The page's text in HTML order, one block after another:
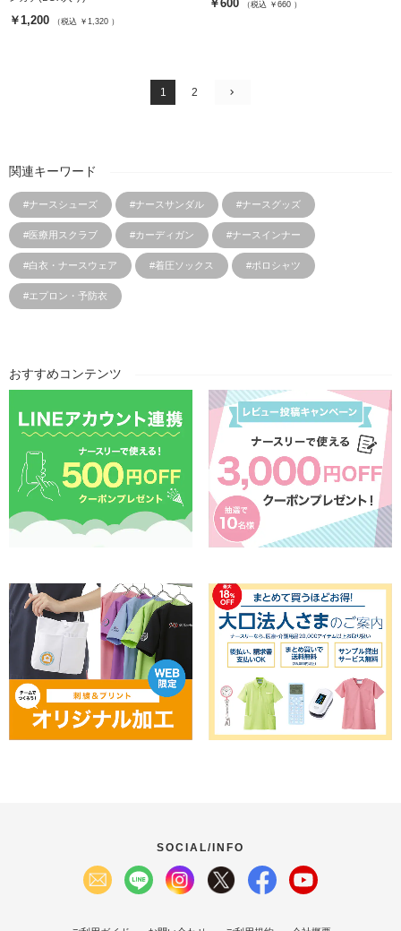
￥1,200 （税込 ￥1,320 ）
￥600 （税込 ￥660 ）
1 2
関連キーワード
#ナースシューズ #ナースサンダル #ナースグッズ
#医療用スクラブ #カーディガン #ナースインナー
#白衣・ナースウェア #着圧ソックス #ポロシャツ
#エプロン・予防衣
おすすめコンテンツ
SOCIAL/INFO